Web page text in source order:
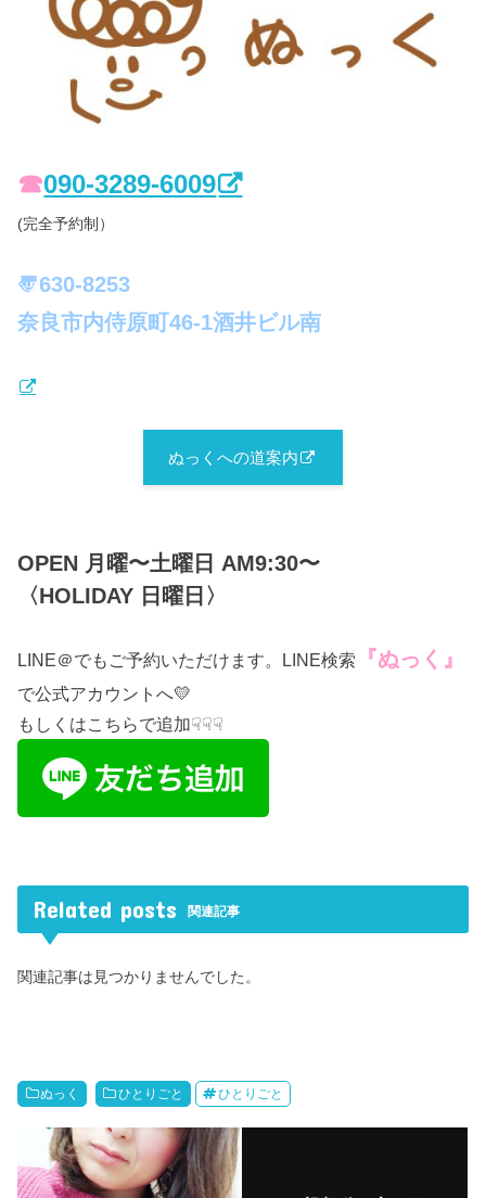
☎︎090-3289-6009
(完全予約制）
〠630-8253
奈良市内侍原町46-1酒井ビル南
ぬっくへの道案内
OPEN 月曜〜土曜日 AM9:30〜
〈HOLIDAY 日曜日〉
LINE＠でもご予約いただけます。LINE検索 『ぬっく』
で公式アカウントへ💛
もしくはこちらで追加☟☟☟
Related posts 関連記事
関連記事は見つかりませんでした。
ぬっく ひとりごと ひとりごと